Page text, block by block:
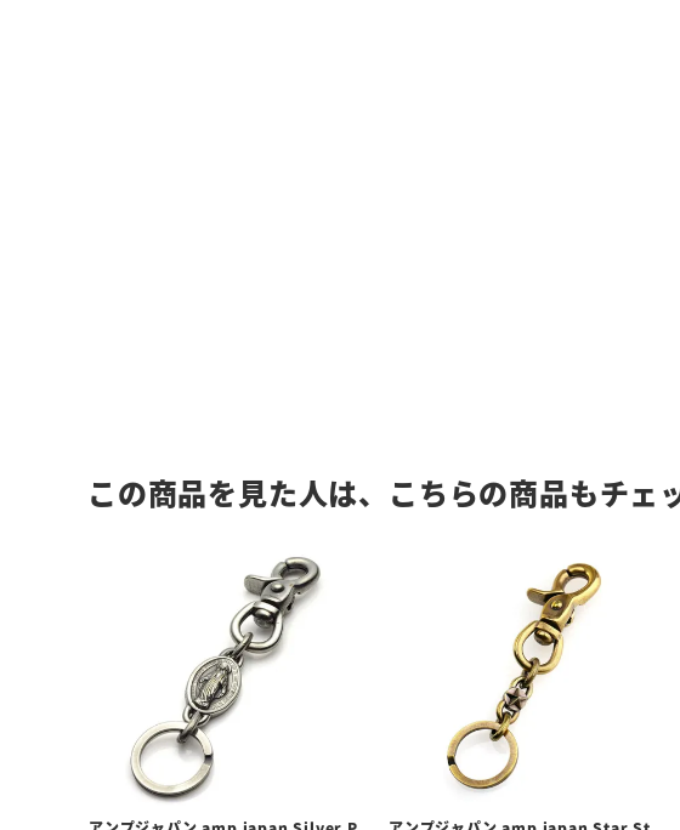
この商品を見た人は、こちらの商品もチェ